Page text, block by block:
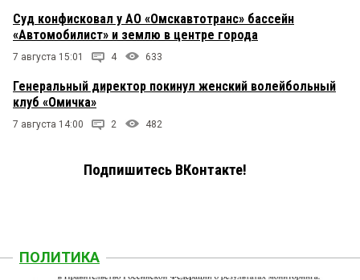
Суд конфисковал у АО «Омскавтотранс» бассейн
«Автомобилист» и землю в центре города
7 августа 15:01 4 633
Генеральный директор покинул женский волейбольный
клуб «Омичка»
7 августа 14:00 2 482
Подпишитесь ВКонтакте!
ПОЛИТИКА